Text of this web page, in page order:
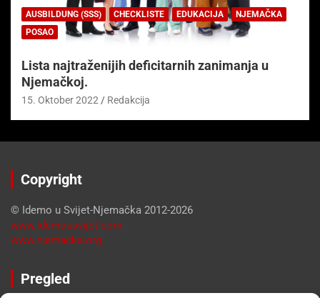
AUSBILDUNG (SSS) CHECKLISTE EDUKACIJA
NJEMAČKA
POSAO
Lista najtraženijih deficitarnih zanimanja u
Njemačkoj.
15. Oktober 2022 Redakcija
Copyright
© Idemo u Svijet-Njemačka 2012-2026
www.idemousvijet.com
www.njemacka.org
Pregled